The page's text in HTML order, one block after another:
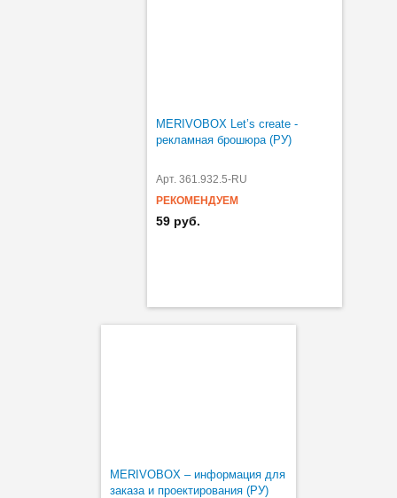
MERIVOBOX Let’s create -
рекламная брошюра (РУ)
Арт. 361.932.5-RU
РЕКОМЕНДУЕМ
59 руб.
MERIVOBOX – информация для
заказа и проектирования (РУ)